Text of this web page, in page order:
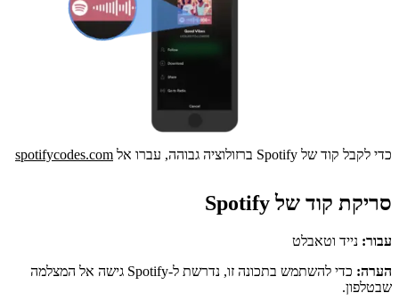
כדי לקבל קוד של Spotify ברזולוציה גבוהה, עברו אל spotifycodes.com
סריקת קוד של Spotify
עבור: נייד וטאבלט
הערה:
כדי להשתמש בתכונה זו, נדרשת ל-Spotify גישה אל המצלמה
שבטלפון.